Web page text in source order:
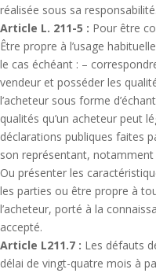
réalisée sous sa responsabilité.
Article L. 211-5 : Pour être
Être propre à l’usage
le cas échéant : –
vendeur et posséder les
l’acheteur sous forme
qualités qu’un acheteur peut
déclarations publiques faites
son représentant, notamment
Ou présenter les
les parties ou être propre à
l’acheteur, porté à la
accepté.
Article L211.7 : Les défauts
délai de vingt-quatre mois à